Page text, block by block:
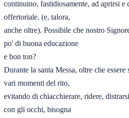
continuino, fastidiosamente, ad aprirsi
offertoriale. (e, talora,
anche oltre). Possibile che nostro
po' di buona educazione
e bon ton?
Durante la santa Messa, oltre che essere
vari momenti del rito,
evitando di chiacchierare, ridere,
con gli occhi, bisogna